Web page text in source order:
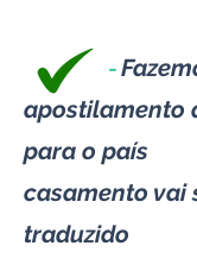
-
apostilamento
para o
casamento vai
traduzido